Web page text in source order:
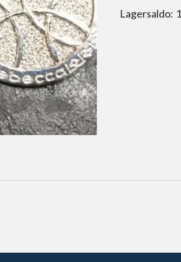
Lagersaldo: 1